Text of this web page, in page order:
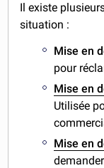
Il existe
situation :
Mise en
pour
Mise en
Utilisée
Mise en